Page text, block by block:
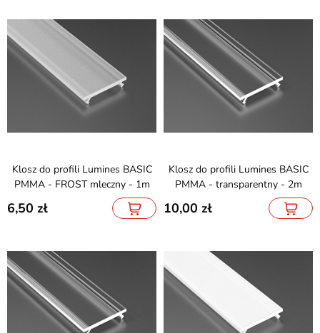
Klosz do profili Lumines BASIC
PMMA - FROST mleczny - 1m
6,50
Klosz do profili Lumines BASIC
PMMA - transparentny - 2m
10,00